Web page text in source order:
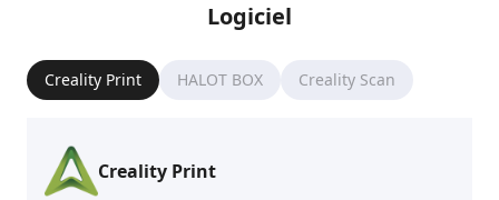
Logiciel
Creality Print HALOT BOX Creality Scan
Creality Print